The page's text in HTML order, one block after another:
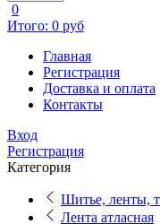
0
Итого: 0 руб
Главная
Регистрация
Доставка и оплата
Контакты
Вход
Регистрация
Категория
Шитье, ленты,
Лента атласная